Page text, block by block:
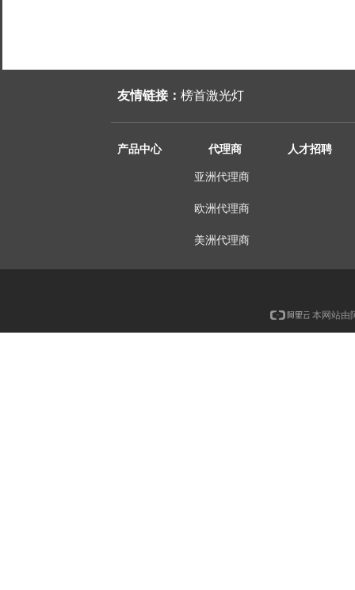
产品中心 代理商 人才招聘
亚洲代理商
欧洲代理商
美洲代理商
友情链接： 榜首激光灯
本网站由